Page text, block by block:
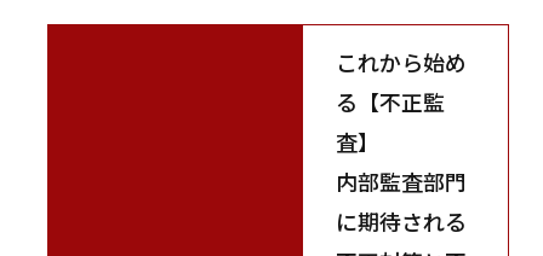
これから始め
る【不正監
査】
内部監査部門
に期待される